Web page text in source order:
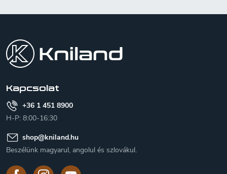
Kapcsolat
+36 1 451 8900
H-P: 8:00-16:30
shop@kniland.hu
Beszélünk magyarul, angolul és szlovákul.